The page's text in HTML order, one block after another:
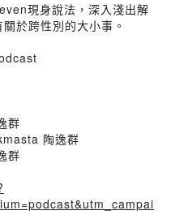
現身說法，深入淺出解
於跨性別的大小事。
群
陶逸群
群